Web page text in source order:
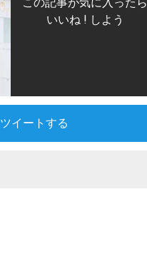
この記事が気に入ったら
いいね ! しよう
ツイートする